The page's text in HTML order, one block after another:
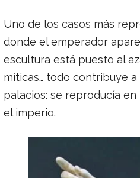
Uno de los casos más
donde el emperador
escultura está puesto al
míticas… todo contribuye
palacios: se reproducía
el imperio.